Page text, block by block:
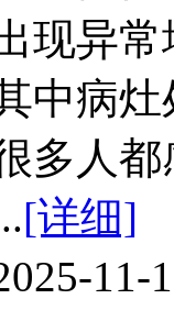
现异
中病
多人
[详细]
11-